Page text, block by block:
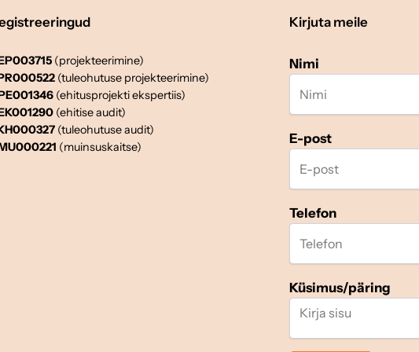
(projekteerimine)
(tuleohutuse projekteerimine)
(ehitusprojekti ekspertiis)
(ehitise audit)
(tuleohutuse audit)
(muinsuskaitse)
Kirjuta meile
Nimi
E-post
Telefon
Küsimus/päring